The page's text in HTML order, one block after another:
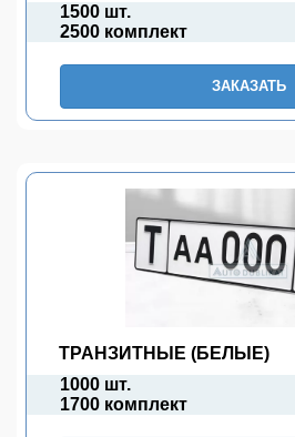
1500 шт.
2500 комплект
ЗАКАЗАТЬ
ТРАНЗИТНЫЕ (БЕЛЫЕ)
1000 шт.
1700 комплект